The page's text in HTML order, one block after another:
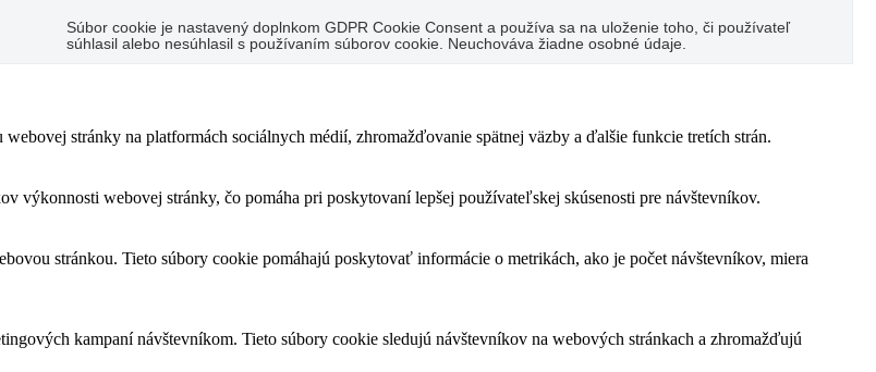
Súbor cookie je nastavený doplnkom GDPR Cookie Consent a používa sa na uloženie toho, či používateľ
súhlasil alebo nesúhlasil s používaním súborov cookie. Neuchováva žiadne osobné údaje.
stránky na platformách sociálnych médií, zhromažďovanie spätnej väzby a ďalšie funkcie tretích strán.
výkonnosti webovej stránky, čo pomáha pri poskytovaní lepšej používateľskej skúsenosti pre návštevníkov.
stránkou. Tieto súbory cookie pomáhajú poskytovať informácie o metrikách, ako je počet návštevníkov, miera
kampaní návštevníkom. Tieto súbory cookie sledujú návštevníkov na webových stránkach a zhromažďujú